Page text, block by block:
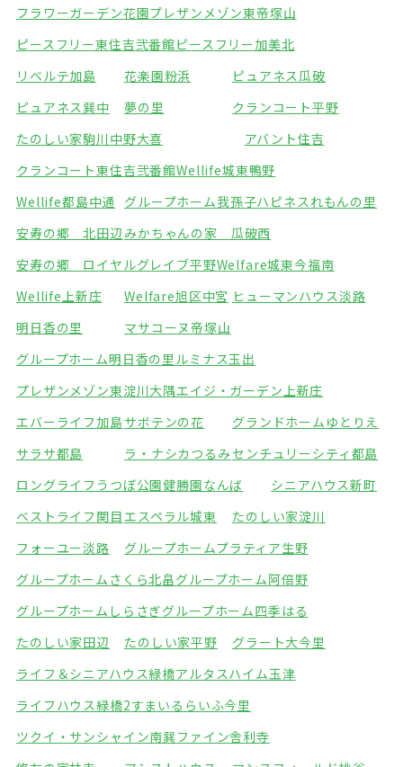
フラワーガーデン花園プレザンメゾン東帝塚山
ピースフリー東住吉弐番館ピースフリー加美北
リベルテ加島
花楽園粉浜
ピュアネス瓜破
ピュアネス巽中
夢の里
クランコート平野
たのしい家駒川中野大喜
アバント住吉
クランコート東住吉弐番館Wellife城東鴨野
Wellife都島中通
グループホーム我孫子ハピネスれもんの里
安寿の郷 北田辺 みかちゃんの家 瓜破西
安寿の郷 ロイヤルグレイブ平野Welfare城東今福南
Wellife上新庄
Welfare旭区中宮 ヒューマンハウス淡路
明日香の里
マサコーヌ帝塚山
グループホーム明日香の里 ルミナス玉出
プレザンメゾン東淀川大隅エイジ・ガーデン上新庄
エバーライフ加島サボテンの花
グランドホームゆとりえ
サラサ都島
ラ・ナシカつるみセンチュリーシティ都島
ロングライフうつぼ公園健勝園なんば
シニアハウス新町
ベストライフ関目エスペラル城東
たのしい家淀川
フォーユー淡路
グループホームプラティア生野
グループホームさくら北畠グループホーム阿倍野
グループホームしらさぎグループホーム四季はる
たのしい家田辺
たのしい家平野
グラート大今里
ライフ＆シニアハウス緑橋アルタスハイム玉津
ライフハウス緑橋2すまいるらいふ今里
ツクイ・サンシャイン南巽ファイン舎利寺